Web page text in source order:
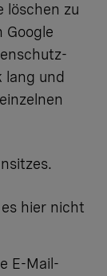
löschen zu
Google
lang und
hier nicht
E-Mail-